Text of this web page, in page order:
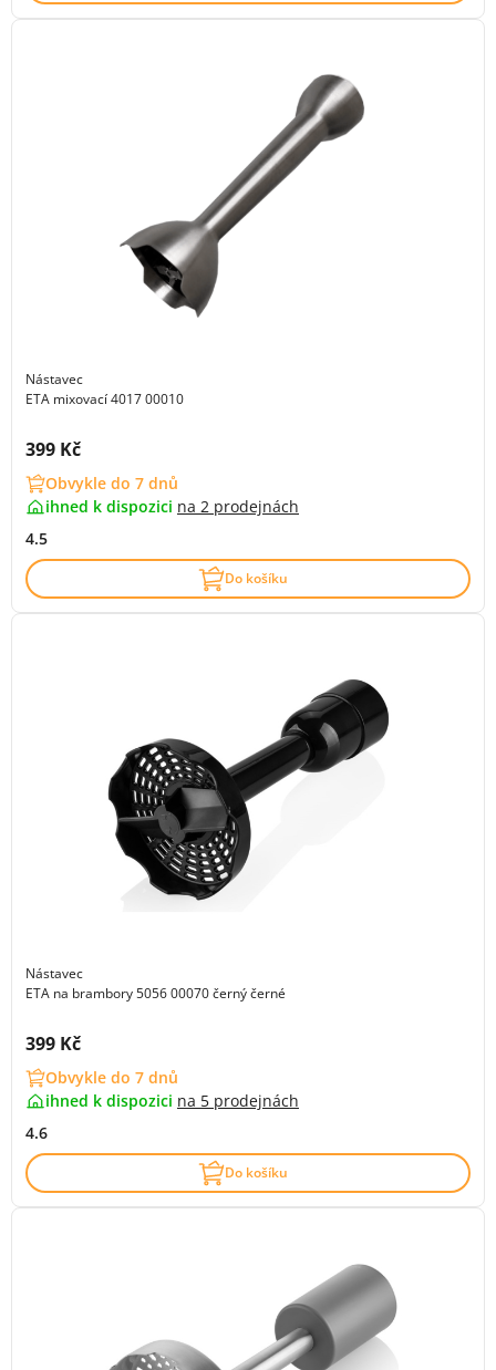
Nástavec
ETA mixovací 4017 00010
Cena s DPH:
399 Kč
Obvykle do 7 dnů
ihned k dispozici na 2 prodejnách
4.5
Do košíku
Nástavec
ETA na brambory 5056 00070 černý černé
Cena s DPH:
399 Kč
Obvykle do 7 dnů
ihned k dispozici na 5 prodejnách
4.6
Do košíku